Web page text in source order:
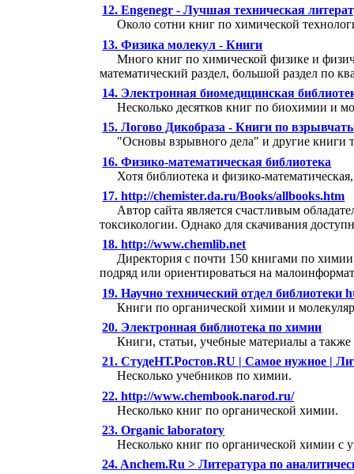
12.Engenegr - Лучшая техническая
Около сотни книг по химической
13.Физика молекул - Книги
Много книг по химической физике и
математический раздел, большой раздел по
14. Электронная биомедицинская
Несколько десятков книг по биохимии и
15.Логово Дикобраза - Книги по
"Основы взрывного дела" и другие книги
16.Физико-математическая библиотека
Хотя библиотека и физико-
17.http://chemister.da.ru/Books/allbooks.htm
Автор сайта является счастливым
токсикологии. Однако для скачивания
18.http://www.chemlib.net
Директория с почти 150 книгами по
подряд или ориентироваться на
19.Научно технический отдел библиотеки
Книги по органической химии и
20. Электронная библиотека по химии
Книги, статьи, учебные материалы а
21.СтудеНТ.Ростов.RU | Самое нужное |
Несколько учебников по химии.
22.http://www.chembook.narod.ru/
Несколько книг по органической химии.
23.Organic laboratory
Несколько книг по органической химии с
24.Anchem.Ru > Литература по